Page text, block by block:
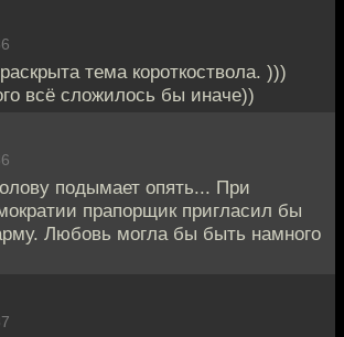
тема короткоствола. )))
всё сложилось бы иначе))
подымает опять... При
прапорщик пригласил бы
Любовь могла бы быть намного